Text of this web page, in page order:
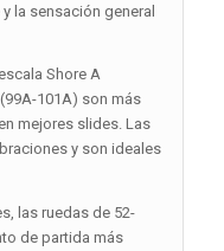
la sensación general
Shore A
101A) son más
mejores slides. Las
y son ideales
las ruedas de 52-
de partida más